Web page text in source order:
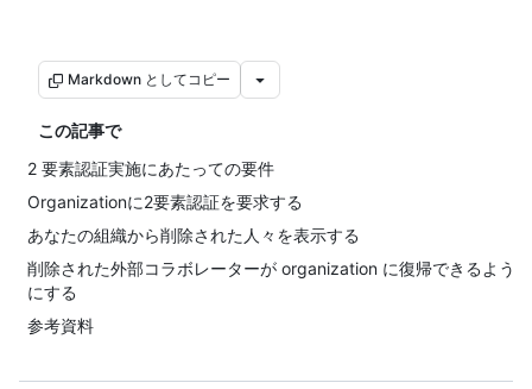
Markdown としてコピー
この記事で
2 要素認証実施にあたっての要件
Organizationに2要素認証を要求する
あなたの組織から削除された人々を表示する
削除された外部コラボレーターが organization に復帰できるよう
にする
参考資料